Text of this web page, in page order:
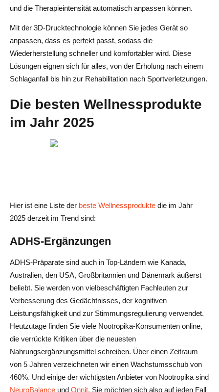
und die Therapieintensität automatisch anpassen können.
Mit der 3D-Drucktechnologie können Sie jedes Gerät so
anpassen, dass es perfekt passt, sodass die
Wiederherstellung schneller und komfortabler wird. Diese
Lösungen eignen sich für alles, von der Erholung nach einem
Schlaganfall bis hin zur Rehabilitation nach Sportverletzungen.
Die besten Wellnessprodukte
im Jahr 2025
Hier ist eine Liste der beste Wellnessprodukte die im Jahr
2025 derzeit im Trend sind:
ADHS-Ergänzungen
ADHS-Präparate sind auch in Top-Ländern wie Kanada,
Australien, den USA, Großbritannien und Dänemark äußerst
beliebt. Sie werden von vielbeschäftigten Fachleuten zur
Verbesserung des Gedächtnisses, der kognitiven
Leistungsfähigkeit und zur Stimmungsregulierung verwendet.
Heutzutage finden Sie viele Nootropika-Konsumenten online,
die verrückte Kritiken über die neuesten
Nahrungsergänzungsmittel schreiben. Über einen Zeitraum
von 5 Jahren verzeichneten wir einen Wachstumsschub von
460%. Und einige der wichtigsten Anbieter von Nootropika sind
NeuroBalance und Onnit. Sie möchten sich also auf jeden Fall